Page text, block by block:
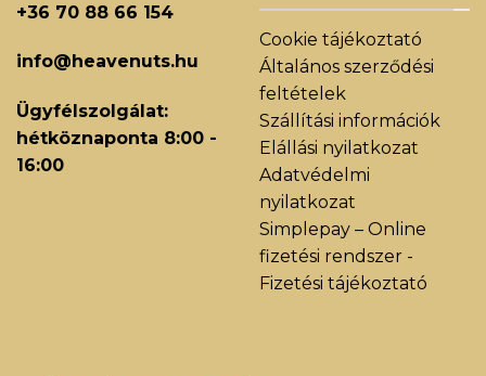
+36 70 88 66 154
info@heavenuts.hu
Ügyfélszolgálat:
hétköznaponta 8:00 -
16:00
Cookie tájékoztató
Általános szerződési
feltételek
Szállítási információk
Elállási nyilatkozat
Adatvédelmi
nyilatkozat
Simplepay – Online
fizetési rendszer -
Fizetési tájékoztató